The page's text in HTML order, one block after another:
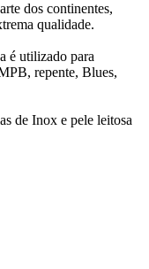
dos continentes,
qualidade.
é utilizado para
repente, Blues,
de Inox e pele leitosa